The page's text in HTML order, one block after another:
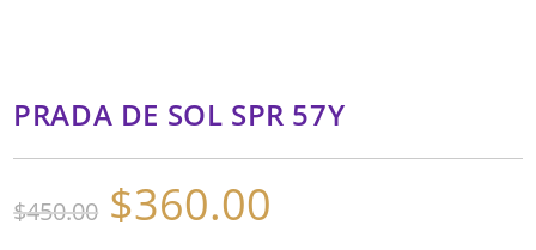
PRADA DE SOL SPR 57Y
$450.00
El
precio
original
$360.00